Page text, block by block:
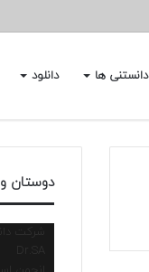
دانستنی ها دانلود
دوستان
شرکت